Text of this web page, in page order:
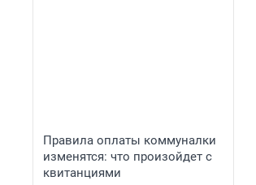
Правила оплаты коммуналки
изменятся: что произойдет с
квитанциями